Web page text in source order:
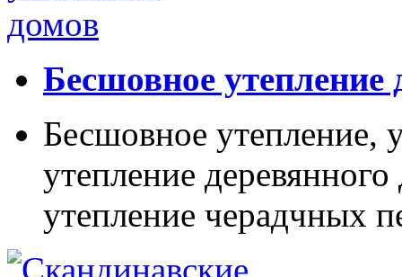
Бесшовное утепление
Бесшовное утепление,
утепление
утепление черадчных